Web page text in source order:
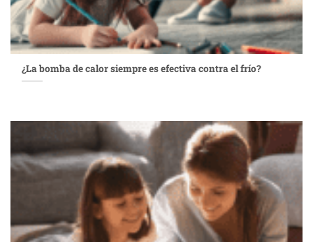
¿La bomba de calor siempre es efectiva contra el frío?